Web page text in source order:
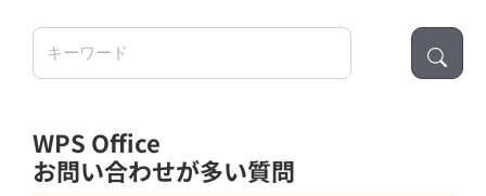
検
WPS Office
お問い合わせが多い質問